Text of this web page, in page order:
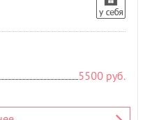
5500 руб.